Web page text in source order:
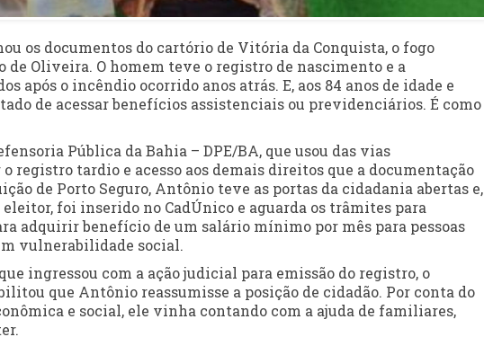
os documentos do cartório de Vitória da Conquista, o fogo
de Oliveira. O homem teve o registro de nascimento e a
após o incêndio ocorrido anos atrás. E, aos 84 anos de idade e
de acessar benefícios assistenciais ou previdenciários. É como
Pública da Bahia – DPE/BA, que usou das vias
tardio e acesso aos demais direitos que a documentação
de Porto Seguro, Antônio teve as portas da cidadania abertas e,
foi inserido no CadÚnico e aguarda os trâmites para
adquirir benefício de um salário mínimo por mês para pessoas
vulnerabilidade social.
ingressou com a ação judicial para emissão do registro, o
que Antônio reassumisse a posição de cidadão. Por conta do
e social, ele vinha contando com a ajuda de familiares,